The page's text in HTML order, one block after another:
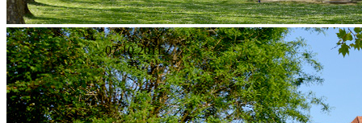
07.10.2011.